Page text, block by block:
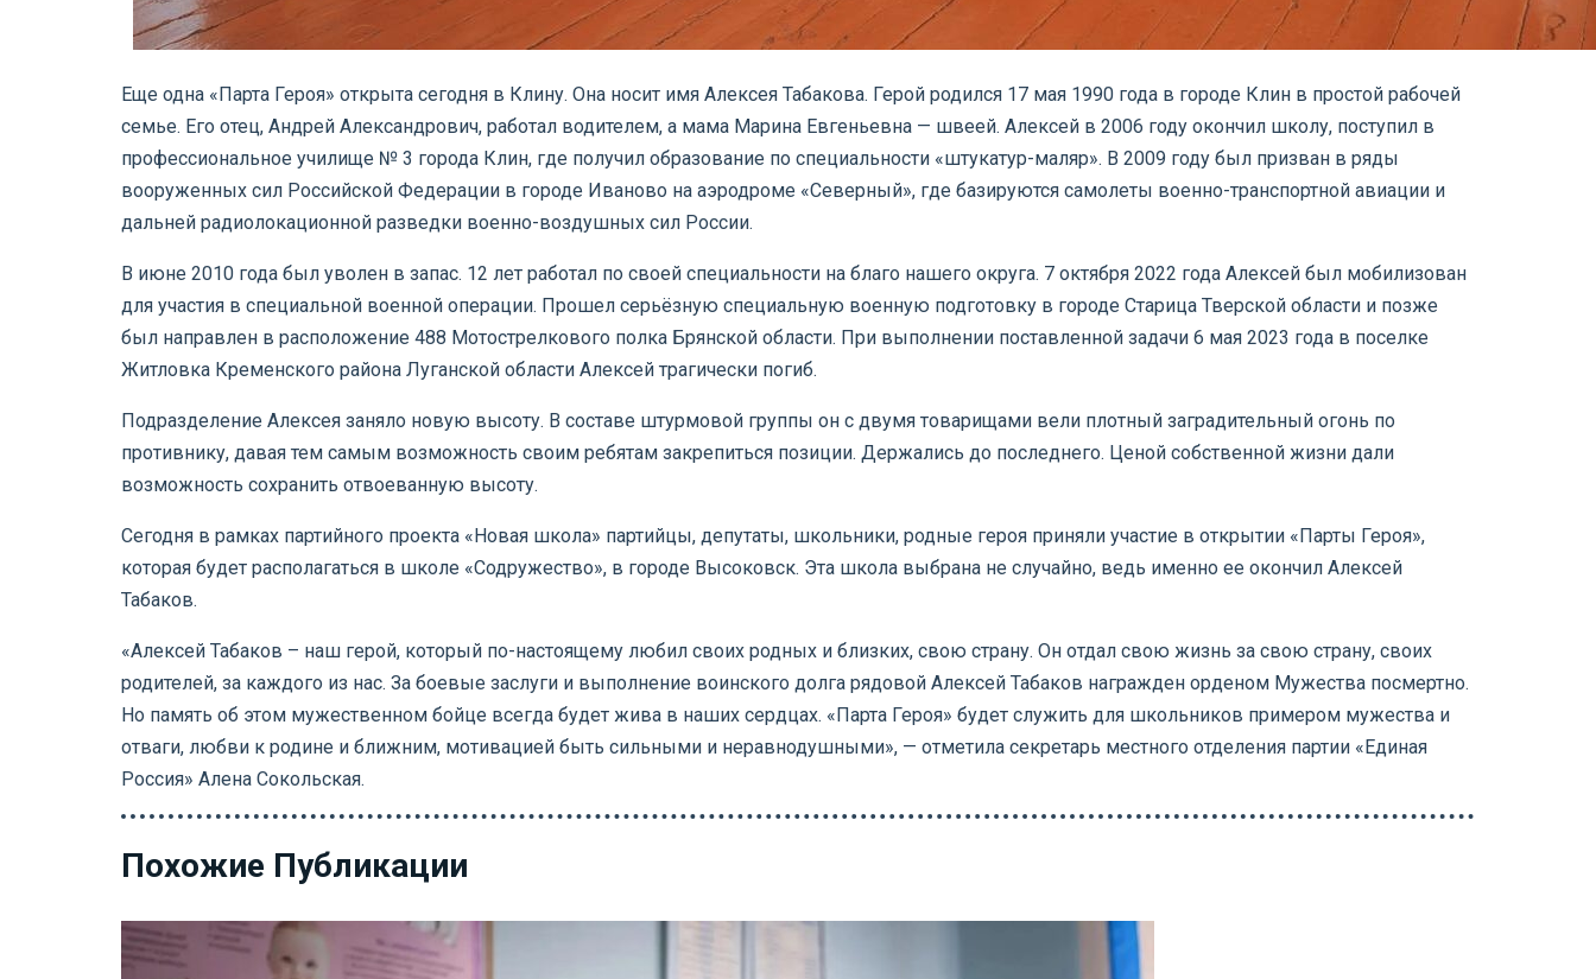
Еще одна «Парта Героя» открыта сегодня в Клину. Она носит имя Алексея Табакова. Герой родился 17 мая 1990 года в городе Клин в простой рабочей
семье. Его отец, Андрей Александрович, работал водителем, а мама Марина Евгеньевна — швеей. Алексей в 2006 году окончил школу, поступил в
профессиональное училище № 3 города Клин, где получил образование по специальности «штукатур-маляр». В 2009 году был призван в ряды
вооруженных сил Российской Федерации в городе Иваново на аэродроме «Северный», где базируются самолеты военно-транспортной авиации и
дальней радиолокационной разведки военно-воздушных сил России.
В июне 2010 года был уволен в запас. 12 лет работал по своей специальности на благо нашего округа. 7 октября 2022 года Алексей был мобилизован
для участия в специальной военной операции. Прошел серьёзную специальную военную подготовку в городе Старица Тверской области и позже
был направлен в расположение 488 Мотострелкового полка Брянской области. При выполнении поставленной задачи 6 мая 2023 года в поселке
Житловка Кременского района Луганской области Алексей трагически погиб.
Подразделение Алексея заняло новую высоту. В составе штурмовой группы он с двумя товарищами вели плотный заградительный огонь по
противнику, давая тем самым возможность своим ребятам закрепиться позиции. Держались до последнего. Ценой собственной жизни дали
возможность сохранить отвоеванную высоту.
Сегодня в рамках партийного проекта «Новая школа» партийцы, депутаты, школьники, родные героя приняли участие в открытии «Парты Героя»,
которая будет располагаться в школе «Содружество», в городе Высоковск. Эта школа выбрана не случайно, ведь именно ее окончил Алексей
Табаков.
«Алексей Табаков – наш герой, который по-настоящему любил своих родных и близких, свою страну. Он отдал свою жизнь за свою страну, своих
родителей, за каждого из нас. За боевые заслуги и выполнение воинского долга рядовой Алексей Табаков награжден орденом Мужества посмертно.
Но память об этом мужественном бойце всегда будет жива в наших сердцах. «Парта Героя» будет служить для школьников примером мужества и
отваги, любви к родине и ближним, мотивацией быть сильными и неравнодушными», — отметила секретарь местного отделения партии «Единая
Россия» Алена Сокольская.
Похожие Публикации